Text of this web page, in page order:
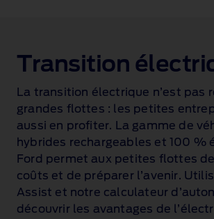
Transition
La transition électrique n’est pas
grandes flottes : les petites
aussi en profiter. La gamme de
hybrides rechargeables et 100 %
Ford permet aux petites flottes
coûts et de préparer l’avenir.
Assist et notre calculateur
découvrir les avantages de